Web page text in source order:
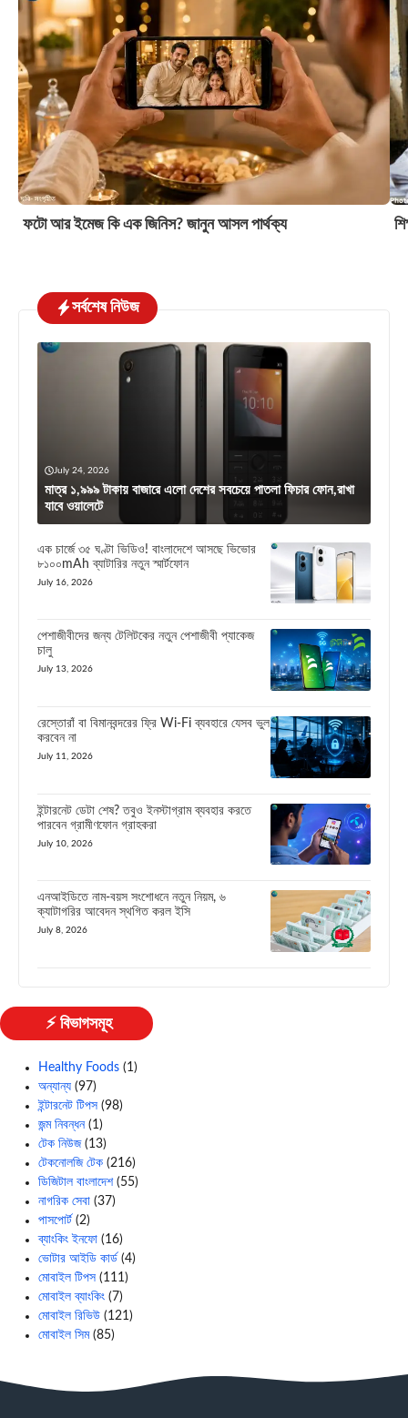
ফটো আর ইমেজ কি এক জিনিস? জানুন আসল পার্থক্য
সর্বশেষ নিউজ
July 24, 2026
মাত্র ১,৯৯৯ টাকায় বাজারে এলো দেশের সবচেয়ে পাতলা ফিচার ফোন,রাখা
যাবে ওয়ালেটে
এক চার্জে ৩৫ ঘণ্টা ভিডিও! বাংলাদেশে আসছে ভিভোর
৮১০০mAh ব্যাটারির নতুন স্মার্টফোন
July 16, 2026
পেশাজীবীদের জন্য টেলিটকের নতুন পেশাজীবী প্যাকেজ
চালু
July 13, 2026
রেস্তোরাঁ বা বিমানবন্দরের ফ্রি Wi-Fi ব্যবহারে যেসব ভুল
করবেন না
July 11, 2026
ইন্টারনেট ডেটা শেষ? তবুও ইনস্টাগ্রাম ব্যবহার করতে
পারবেন গ্রামীণফোন গ্রাহকরা
July 10, 2026
এনআইডিতে নাম-বয়স সংশোধনে নতুন নিয়ম, ৬
ক্যাটাগরির আবেদন স্থগিত করল ইসি
July 8, 2026
⚡ বিভাগসমূহ
Healthy Foods (1)
অন্যান্য (97)
ইন্টারনেট টিপস (98)
জন্ম নিবন্ধন(1)
টেক নিউজ(13)
টেকনোলজি টেক (216)
ডিজিটাল বাংলাদেশ(55)
নাগরিক সেবা (37)
পাসপোর্ট (2)
ব্যাংকিং ইনফো (16)
ভোটার আইডি কার্ড (4)
মোবাইল টিপস (111)
মোবাইল ব্যাংকিং (7)
মোবাইল রিভিউ (121)
মোবাইল সিম(85)